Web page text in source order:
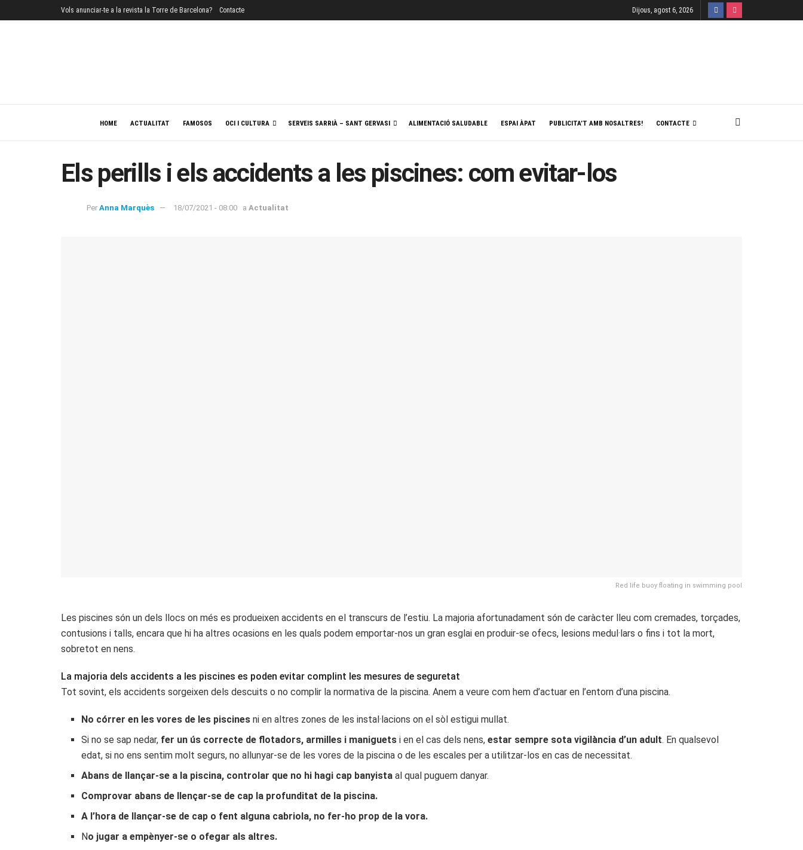
Vols anunciar-te a la revista la Torre de Barcelona? Contacte Dijous, agost 6, 2026
HOME ACTUALITAT FAMOSOS OCI I CULTURA SERVEIS SARRIÀ – SANT GERVASI ALIMENTACIÓ SALUDABLE ESPAI ÀPAT PUBLICITA’T AMB NOSALTRES! CONTACTE
Els perills i els accidents a les piscines: com evitar-los
Per Anna Marquès 18/07/2021 - 08:00 a Actualitat
Red life buoy floating in swimming pool
Les piscines són un dels llocs on més es produeixen accidents en el transcurs de l’estiu. La majoria afortunadament són de caràcter lleu com cremades, torçades,
contusions i talls, encara que hi ha altres ocasions en les quals podem emportar-nos un gran esglai en produir-se ofecs, lesions medul·lars o fins i tot la mort,
sobretot en nens.
La majoria dels accidents a les piscines es poden evitar complint les mesures de seguretat
Tot sovint, els accidents sorgeixen dels descuits o no complir la normativa de la piscina. Anem a veure com hem d’actuar en l’entorn d’una piscina.
No córrer en les vores de les piscines ni en altres zones de les instal·lacions on el sòl estigui mullat.
Si no se sap nedar, fer un ús correcte de flotadors, armilles i maniguets i en el cas dels nens,estar sempre sota vigilància d’un adult. En qualsevol
edat, si no ens sentim molt segurs, no allunyar-se de les vores de la piscina o de les escales per a utilitzar-los en cas de necessitat.
Abans de llançar-se a la piscina, controlar que no hi hagi cap banyista al qual puguem danyar.
Comprovar abans de llençar-se de cap la profunditat de la piscina.
A l’hora de llançar-se de cap o fent alguna cabriola, no fer-ho prop de la vora.
No jugar a empènyer-se o ofegar als altres.